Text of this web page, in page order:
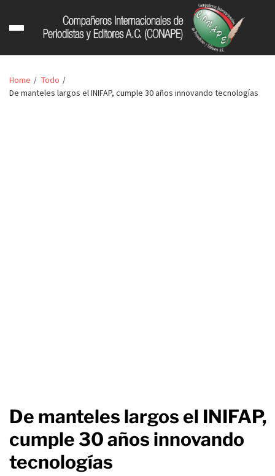
Home
Todo
De manteles largos el INIFAP, cumple 30 años innovando tecnologías
De manteles largos el INIFAP,
cumple 30 años innovando
tecnologías